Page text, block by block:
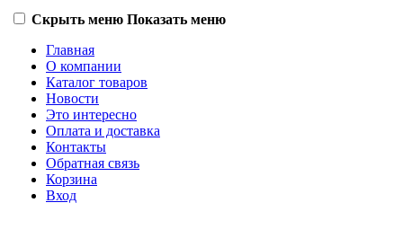
Скрыть меню Показать меню
Главная
О компании
Каталог товаров
Новости
Это интересно
Оплата и доставка
Контакты
Обратная связь
Корзина
Вход